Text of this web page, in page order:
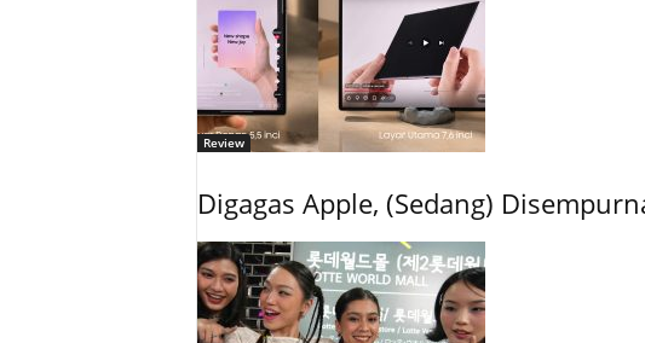
Review
Digagas Apple, (Sedang)